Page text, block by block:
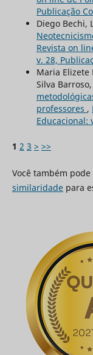
Publicação
Diego Bechi,
Revista on
v. 28,
Maria Elizete
Silva
professores ,
Educacional:
1 2 3 > >>
Você também pode
similaridadepara